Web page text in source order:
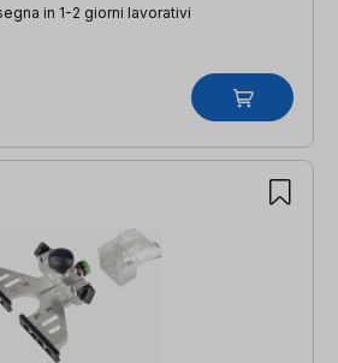
in 1-2 giorni lavorativi